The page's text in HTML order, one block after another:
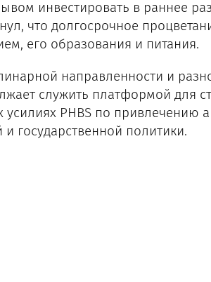
инвестировать в раннее
что долгосрочное
его образования и питания.
направленности и
служить платформой для
PHBS по привлечению
государственной политики.